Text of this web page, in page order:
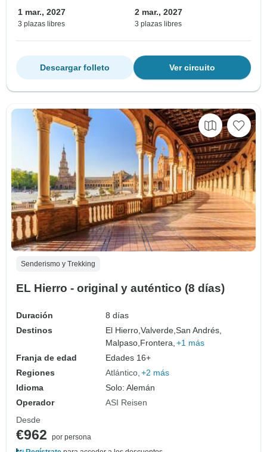
1 mar., 2027
3 plazas libres
2 mar., 2027
3 plazas libres
Ver circuito
Descargar folleto
Senderismo y Trekking
EL Hierro - original y auténtico (8 días)
Duración
8 días
Destinos
El Hierro,Valverde,San Andrés,
Malpaso,Frontera, +1 más
Franja de edad
Edades 16+
Regiones
Atlántico +2 más
Idioma
Solo: Alemán
Operador
ASI Reisen
Desde
€962
por persona